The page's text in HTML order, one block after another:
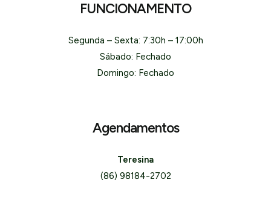
FUNCIONAMENTO
Segunda – Sexta: 7:30h – 17:00h
Sábado: Fechado
Domingo: Fechado
Agendamentos
Teresina
(86) 98184-2702